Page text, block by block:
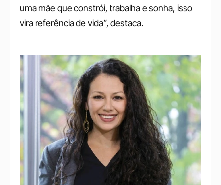
uma mãe que constrói, trabalha e sonha, isso
vira referência de vida”, destaca.